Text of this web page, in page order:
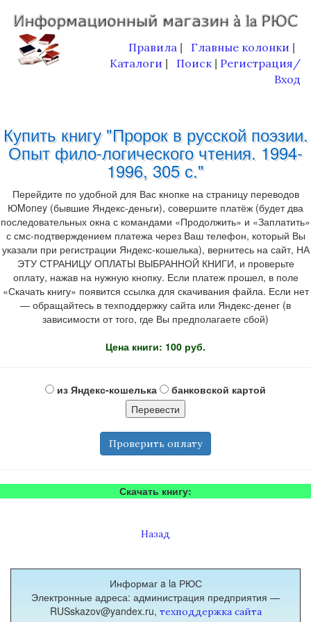
Правила Главные колонки
Каталоги Поиск
Регистрация/
Вход
Купить книгу "Пророк в русской поэзии.
Опыт фило-логического чтения. 1994-
1996, 305 с."
Перейдите по удобной для Вас кнопке на страницу переводов
ЮMoney (бывшие Яндекс-деньги), совершите платёж (будет два
последовательных окна с командами «Продолжить» и «Заплатить»
с смс-подтверждением платежа через Ваш телефон, который Вы
указали при регистрации Яндекс-кошелька), вернитесь на сайт, НА
ЭТУ СТРАНИЦУ ОПЛАТЫ ВЫБРАННОЙ КНИГИ, и проверьте
оплату, нажав на нужную кнопку. Если платеж прошел, в поле
«Скачать книгу» появится ссылка для скачивания файла. Если нет
— обращайтесь в техподдержку сайта или Яндекс-денег (в
зависимости от того, где Вы предполагаете сбой)
Цена книги: 100 руб.
из Яндекс-кошелька банковской картой
Проверить оплату
Скачать книгу:
Назад
Информаг a la РЮС
Электронные адреса: администрация предприятия —
RUSskazov@yandex.ru, техподдержка сайта